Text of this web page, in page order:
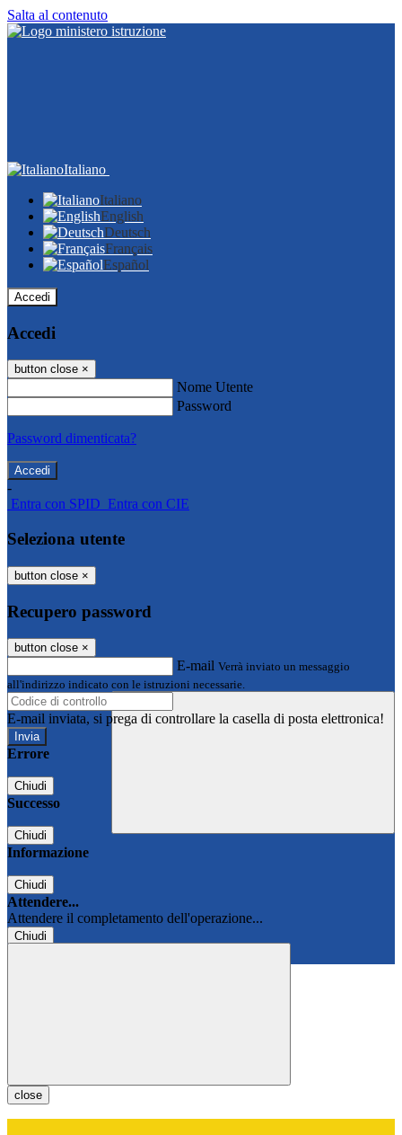
Salta al contenuto
Italiano
Italiano
English
Deutsch
Français
Español
Accedi
Accedi
button close ×
Nome Utente
Password
Password dimenticata?
-
Entra con SPID Entra con CIE
Seleziona utente
button close ×
Recupero password
button close ×
E-mail Verrà inviato un messaggio
all'indirizzo indicato con le istruzioni necessarie.
E-mail inviata, si prega di controllare la casella di posta elettronica!
Errore
Chiudi
Successo
Chiudi
Informazione
Chiudi
Attendere...
Attendere il completamento dell'operazione...
Chiudi
close